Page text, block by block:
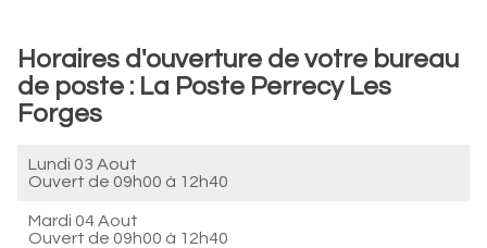
Horaires d'ouverture de votre bureau
de poste : La Poste Perrecy Les
Forges
Lundi 03 Aout
Ouvert de 09h00 à 12h40
Mardi 04 Aout
Ouvert de 09h00 à 12h40